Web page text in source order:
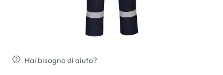
Hai bisogno di aiuto?